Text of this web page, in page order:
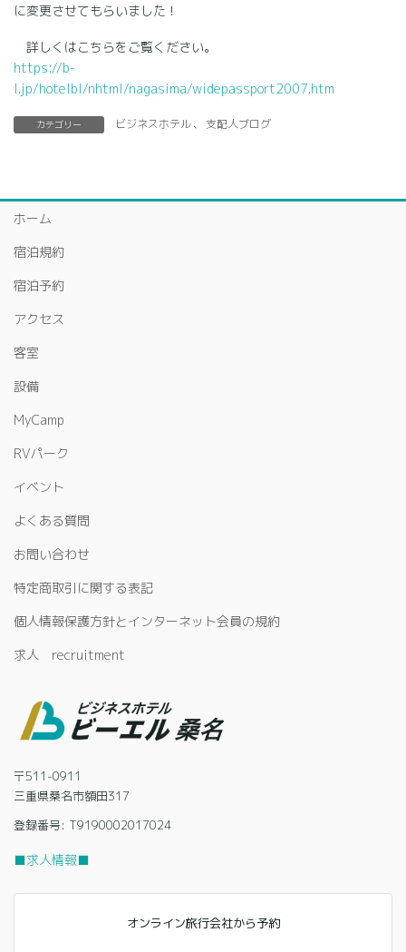
に変更させてもらいました！
詳しくはこちらをご覧ください。
https://b-
l.jp/hotelbl/nhtml/nagasima/widepassport2007.htm
カテゴリー ビジネスホテル、 支配人ブログ
ホーム
宿泊規約
宿泊予約
アクセス
客室
設備
MyCamp
RVパーク
イベント
よくある質問
お問い合わせ
特定商取引に関する表記
個人情報保護方針とインターネット会員の規約
求人 recruitment
〒511-0911
三重県桑名市額田317
登録番号: T9190002017024
■求人情報■
オンライン旅行会社から予約